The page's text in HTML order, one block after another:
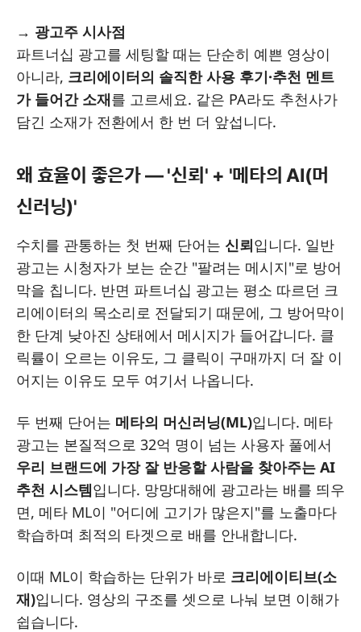
→ 광고주 시사점
파트너십 광고를 세팅할 때는 단순히 예쁜 영상이
아니라, 크리에이터의 솔직한 사용 후기·추천 멘트
가 들어간 소재를 고르세요. 같은 PA라도 추천사가
담긴 소재가 전환에서 한 번 더 앞섭니다.
왜 효율이 좋은가 — '신뢰' + '메타의 AI(머
신러닝)'
수치를 관통하는 첫 번째 단어는 신뢰입니다. 일반
광고는 시청자가 보는 순간 "팔려는 메시지"로 방어
막을 칩니다. 반면 파트너십 광고는 평소 따르던 크
리에이터의 목소리로 전달되기 때문에, 그 방어막이
한 단계 낮아진 상태에서 메시지가 들어갑니다. 클
릭률이 오르는 이유도, 그 클릭이 구매까지 더 잘 이
어지는 이유도 모두 여기서 나옵니다.
두 번째 단어는 메타의 머신러닝(ML)입니다. 메타
광고는 본질적으로 32억 명이 넘는 사용자 풀에서
우리 브랜드에 가장 잘 반응할 사람을 찾아주는 AI
추천 시스템입니다. 망망대해에 광고라는 배를 띄우
면, 메타 ML이 "어디에 고기가 많은지"를 노출마다
학습하며 최적의 타겟으로 배를 안내합니다.
이때 ML이 학습하는 단위가 바로 크리에이티브(소
재)입니다. 영상의 구조를 셋으로 나눠 보면 이해가
쉽습니다.